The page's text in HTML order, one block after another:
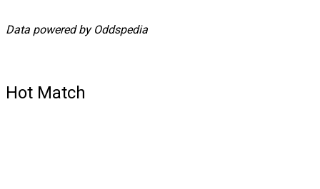
Data powered by Oddspedia
Hot Match